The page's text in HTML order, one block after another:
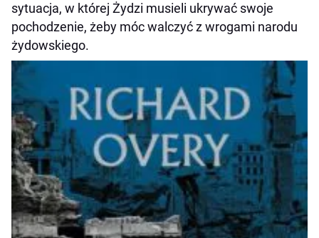
sytuacja, w której Żydzi musieli ukrywać swoje
pochodzenie, żeby móc walczyć z wrogami narodu
żydowskiego.